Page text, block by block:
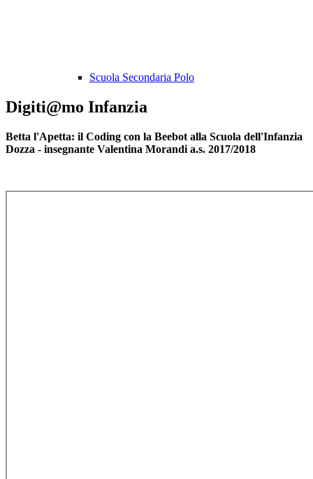
Scuola Secondaria Polo
Digiti@mo Infanzia
Betta l'Apetta: il Coding con la Beebot alla Scuola dell'Infanzia
Dozza - insegnante Valentina Morandi a.s. 2017/2018